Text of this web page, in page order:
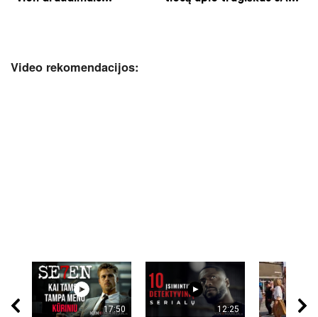
Video rekomendacijos:
17:50 12:25